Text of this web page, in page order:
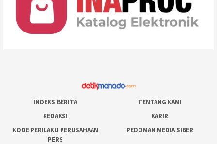
INDEKS BERITA
TENTANG KAMI
REDAKSI
KARIR
KODE PERILAKU PERUSAHAAN
PERS
PEDOMAN MEDIA SIBER